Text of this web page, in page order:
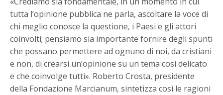
tutta l’opinione pubblica ne parla, ascoltare la voce di
chi meglio conosce la questione, i Paesi e gli attori
coinvolti; pensiamo sia importante fornire degli spunti
che possano permettere ad ognuno di noi, da cristiani
e non, di crearsi un’opinione su un tema così delicato
e che coinvolge tutti». Roberto Crosta, presidente
della Fondazione Marcianum, sintetizza così le ragioni